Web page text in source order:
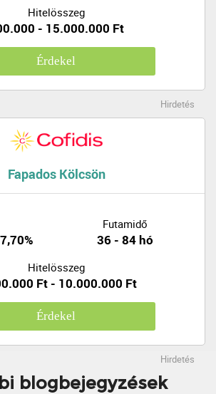
Hitelösszeg
- 15.000.000 Ft
Érdekel
Hirdetés
Fapados Kölcsön
Futamidő
36 - 84 hó
Hitelösszeg
Ft - 10.000.000 Ft
Érdekel
Hirdetés
blogbejegyzések